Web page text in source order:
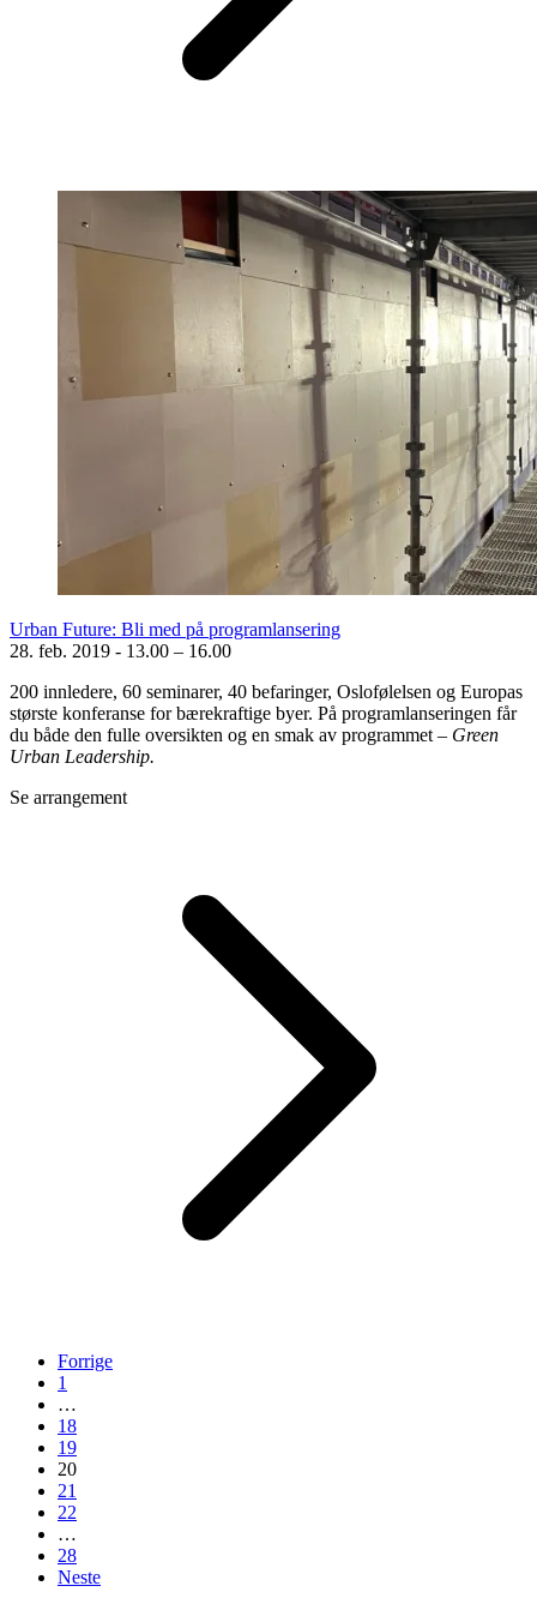
Urban Future: Bli med på programlansering
28. feb. 2019 - 13.00 – 16.00
200 innledere, 60 seminarer, 40 befaringer, Oslofølelsen og Europas
største konferanse for bærekraftige byer. På programlanseringen får
du både den fulle oversikten og en smak av programmet – Green
Urban Leadership.
Se arrangement
Forrige
1
…
18
19
20
21
22
…
28
Neste